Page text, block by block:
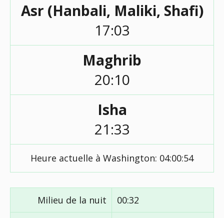
Asr (Hanbali, Maliki, Shafi)
17:03
Maghrib
20:10
Isha
21:33
Heure actuelle à Washington: 04:00:55
Milieu de la nuit 00:32